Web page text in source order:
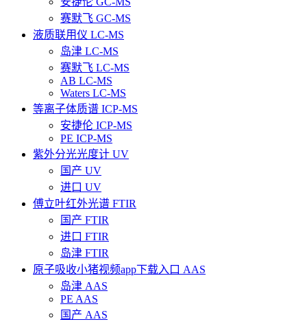
赛默飞 GC-MS
液质联用仪 LC-MS
岛津 LC-MS
赛默飞 LC-MS
AB LC-MS
Waters LC-MS
等离子体质谱 ICP-MS
安捷伦 ICP-MS
PE ICP-MS
紫外分光光度计 UV
国产 UV
进口 UV
傅立叶红外光谱 FTIR
国产 FTIR
进口 FTIR
岛津 FTIR
原子吸收小猪视频app下载入口 AAS
岛津 AAS
PE AAS
国产 AAS